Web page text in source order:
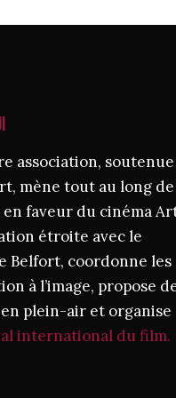
association, soutenue
mène tout au long de
faveur du cinéma
étroite avec le
Belfort, coordonne les
à l’image, propose
plein-air et organise
international du film.